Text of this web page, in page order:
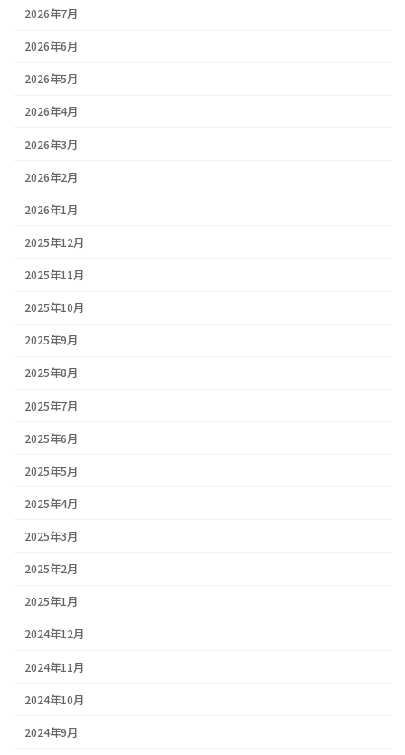
2026年7月
2026年6月
2026年5月
2026年4月
2026年3月
2026年2月
2026年1月
2025年12月
2025年11月
2025年10月
2025年9月
2025年8月
2025年7月
2025年6月
2025年5月
2025年4月
2025年3月
2025年2月
2025年1月
2024年12月
2024年11月
2024年10月
2024年9月